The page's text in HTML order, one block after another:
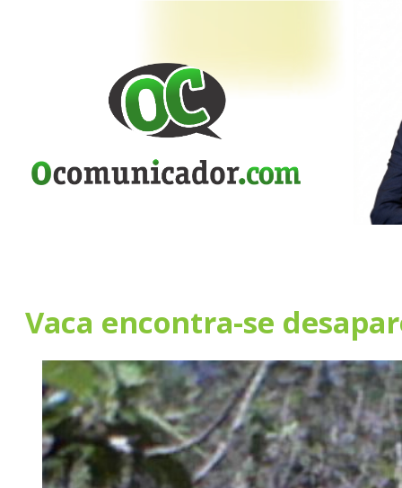
Vaca encontra-se